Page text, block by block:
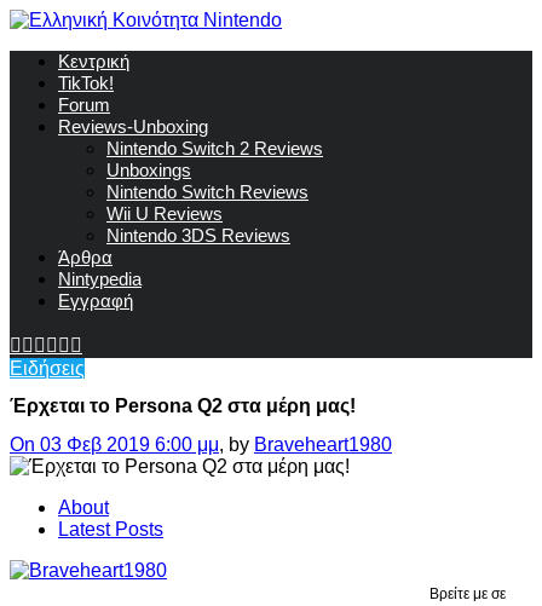
Κεντρική
TikTok!
Forum
Reviews-Unboxing
Nintendo Switch 2 Reviews
Unboxings
Nintendo Switch Reviews
Wii U Reviews
Nintendo 3DS Reviews
Άρθρα
Nintypedia
Εγγραφή
Ειδήσεις
Έρχεται το Persona Q2 στα μέρη μας!
On 03 Φεβ 2019 6:00 μμ, by Braveheart1980
About
Latest Posts
Βρείτε με σε